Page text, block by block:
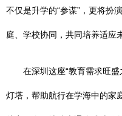
不仅是升学的“参谋”，更将扮
庭、学校协同，共同培养适应
在深圳这座“教育需求旺
灯塔，帮助航行在学海中的家